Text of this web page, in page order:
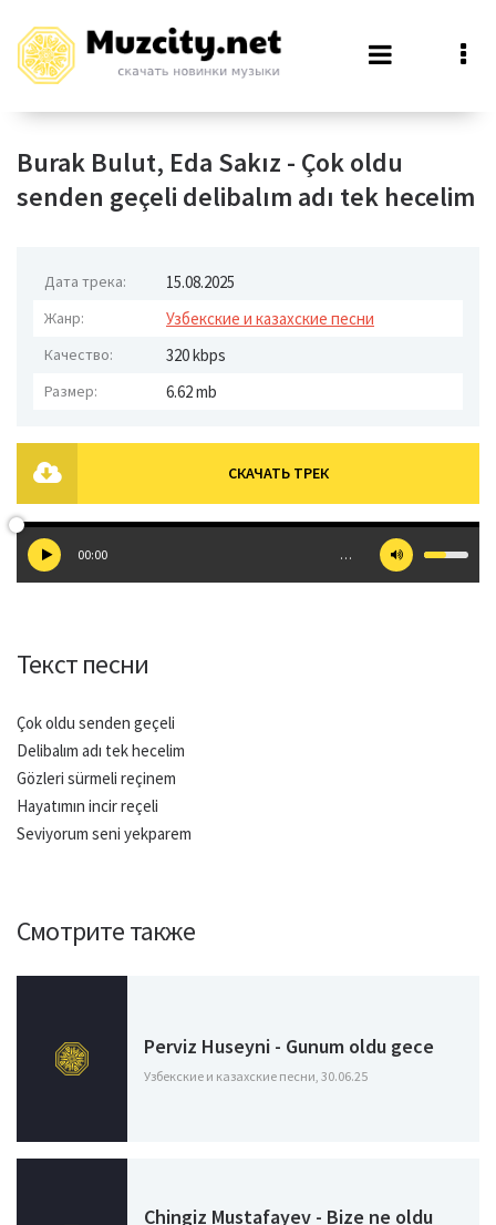
Burak Bulut, Eda Sakız - Çok oldu
senden geçeli delibalım adı tek hecelim
Дата трека: 15.08.2025
Жанр: Узбекские и казахские песни
Качество: 320 kbps
Размер: 6.62 mb
СКАЧАТЬ ТРЕК
00:00 …
Текст песни
Çok oldu senden geçeli
Delibalım adı tek hecelim
Gözleri sürmeli reçinem
Hayatımın incir reçeli
Seviyorum seni yekparem
Смотрите также
Perviz Huseyni - Gunum oldu gece
Узбекские и казахские песни, 30.06.25
Chingiz Mustafayev - Bize ne oldu